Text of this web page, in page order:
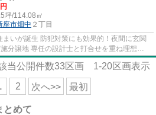
坪/114.08㎡
座市畑中 ２丁目
いが誕生 防犯対策にも効果的！夜間に玄関
分譲地 専任の設計士と打合せを重ね理想を
地の仕入れから...
当公開件数33区画 1-20区画表示
2 次へ>> 最初
とめて